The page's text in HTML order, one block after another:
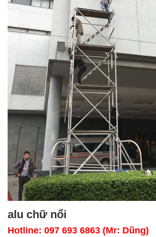
alu chữ nổi
Hotline: 097 693 6863 (Mr: Dũng)